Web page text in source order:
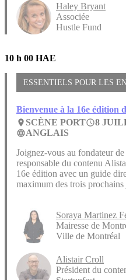
Haley Bryant
Associée
Hustle Fund
10 h 00 HAE
ESSENTIELS POUR LES
Bienvenue à la 16e édition
place SCÈNE PORTaccess_time8
languageANGLAIS
Joignez-vous au fondateur
responsable du contenu
16e édition avec un guide
maximum des trois prochains
Soraya Martinez
Mairesse de
Ville de Montréal
Alistair Croll
Président du